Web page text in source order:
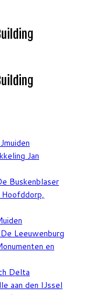
Jan
Buskenblaser
Leeuwenburg
en
Delta
aan den IJssel